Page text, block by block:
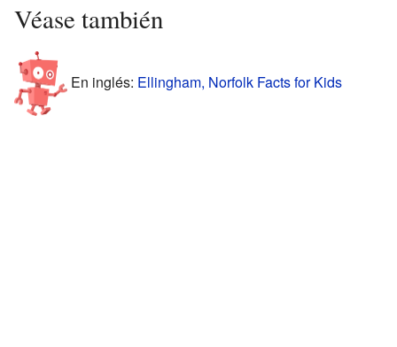
Véase también
En inglés: Ellingham, Norfolk Facts for Kids